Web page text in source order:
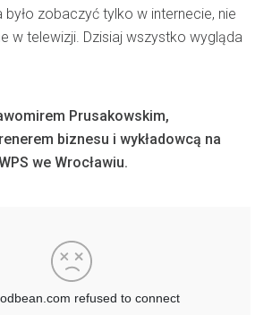
zobaczyć tylko w internecie, nie
w telewizji. Dzisiaj wszystko wygląda
Prusakowskim,
biznesu i wykładowcą na
we Wrocławiu.